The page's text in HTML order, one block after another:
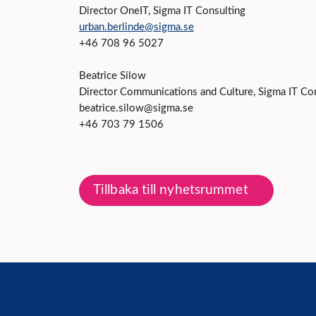
Director OneIT, Sigma IT Consulting
urban.berlinde@sigma.se
+46 708 96 5027
Beatrice Silow
Director Communications and Culture, Sigma IT
beatrice.silow@sigma.se
+46 703 79 1506
Tillbaka till nyhetsrummet